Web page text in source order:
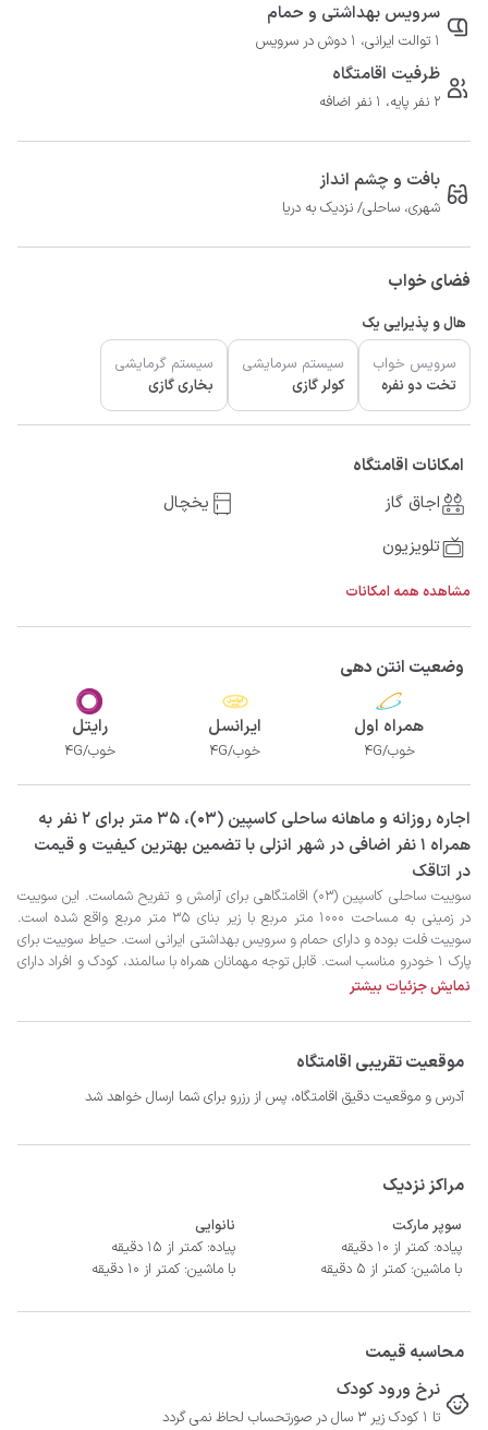
سرویس بهداشتی و حمام
1 توالت ایرانی، 1 دوش در سرویس
ظرفیت اقامتگاه
2 نفر پایه، 1 نفر اضافه
بافت و چشم انداز
شهری، ساحلی/ نزدیک به دریا
فضای خواب
هال و پذیرایی یک
سرویس خواب
تخت دو نفره
سیستم سرمایشی
کولر گازی
سیستم گرمایشی
بخاری گازی
امکانات اقامتگاه
اجاق گاز
یخچال
تلویزیون
مشاهده همه امکانات
وضعیت انتن دهی
همراه اول
خوب/4G
ایرانسل
خوب/4G
رایتل
خوب/4G
‫‫اجاره روزانه و ماهانه ساحلی کاسپین (03)، 35 متر برای 2 نفر به
همراه 1 نفر اضافی در شهر انزلی با تضمین بهترین کیفیت و قیمت
در اتاقک
نمایش جزئیات بیشتر
موقعیت تقریبی اقامتگاه
آدرس و موقعیت دقیق اقامتگاه، پس از رزرو برای شما ارسال خواهد شد
مراکز نزدیک
سوپر مارکت
پیاده: کمتر از 10 دقیقه
با ماشین: کمتر از 5 دقیقه
نانوایی
پیاده: کمتر از 15 دقیقه
با ماشین: کمتر از 10 دقیقه
محاسبه قیمت
نرخ ورود کودک
تا 1 کودک زیر 3 سال در صورتحساب لحاظ نمی گردد